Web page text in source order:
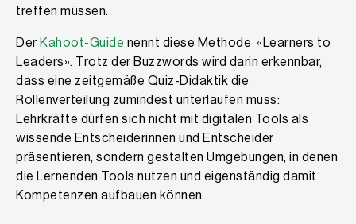
treffen müssen.
Der Kahoot-Guide nennt diese Methode «Learners to
Leaders». Trotz der Buzzwords wird darin erkennbar,
dass eine zeitgemäße Quiz-Didaktik die
Rollenverteilung zumindest unterlaufen muss:
Lehrkräfte dürfen sich nicht mit digitalen Tools als
wissende Entscheiderinnen und Entscheider
präsentieren, sondern gestalten Umgebungen, in denen
die Lernenden Tools nutzen und eigenständig damit
Kompetenzen aufbauen können.